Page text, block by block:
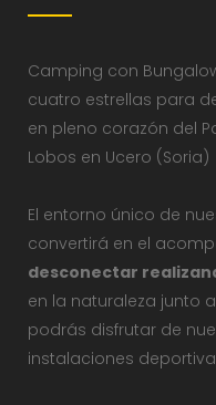
Camping con
cuatro estrellas para
en pleno corazón del
Lobos en Ucero (Soria)
El entorno único de
convertirá en el
desconectar
en la naturaleza junto
podrás disfrutar de
instalaciones